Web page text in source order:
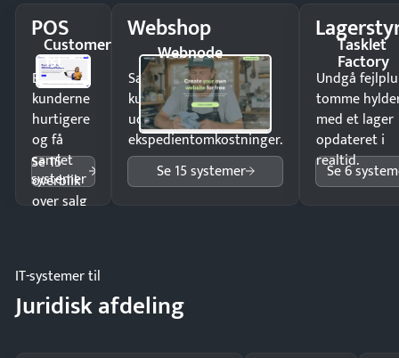
POS
Customer
1st
Ekspedér
kunderne
hurtigere
og få
samlet
overblik
over salg
Se 15
systemer
Webshop
Webnode
Sælg produkter 24/7 til
kunder i hele landet
uden
ekspedientomkostninger.
Se 15 systemer
Tasklet
Factory
Undgå
tomme
med et lager
opdateret i
realtid.
Se 6
IT-systemer til
Juridisk afdeling